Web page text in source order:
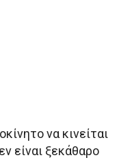
να κινείται
είναι ξεκάθαρο